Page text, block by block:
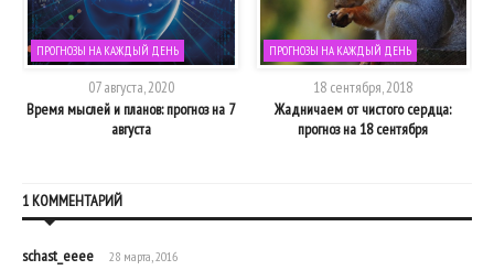
ПРОГНОЗЫ НА КАЖДЫЙ ДЕНЬ
07 августа, 2020
Время мыслей и планов: прогноз на 7
августа
ПРОГНОЗЫ НА КАЖДЫЙ ДЕНЬ
18 сентября, 2018
Жадничаем от чистого сердца:
прогноз на 18 сентября
1 КОММЕНТАРИЙ
schast_eeee 28 марта, 2016